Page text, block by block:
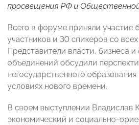
просвещения РФ и
Всего в форуме приняли участие
участников и 30 спикеров со
Представители власти, бизнеса
объединений обсудили
негосударственного образования
условиях нового времени.
В своем выступлении Владислав
экономический и социально-